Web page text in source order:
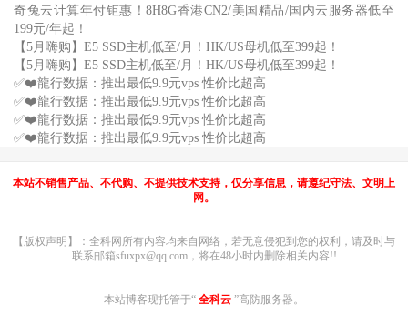
奇兔云计算年付钜惠！8H8G香港CN2/美国精品/国内云服务器低至
199元/年起！
【5月嗨购】E5 SSD主机低至/月！HK/US母机低至399起！
【5月嗨购】E5 SSD主机低至/月！HK/US母机低至399起！
✅❤️龍行数据：推出最低9.9元vps 性价比超高
✅❤️龍行数据：推出最低9.9元vps 性价比超高
✅❤️龍行数据：推出最低9.9元vps 性价比超高
✅❤️龍行数据：推出最低9.9元vps 性价比超高
本站不销售产品、不代购、不提供技术支持，仅分享信息，请遵纪守法、文明上
网。
【版权声明】：全科网所有内容均来自网络，若无意侵犯到您的权利，请及时与
联系邮箱sfuxpx@qq.com，将在48小时内删除相关内容!!
本站博客现托管于“ 全科云 ”高防服务器。